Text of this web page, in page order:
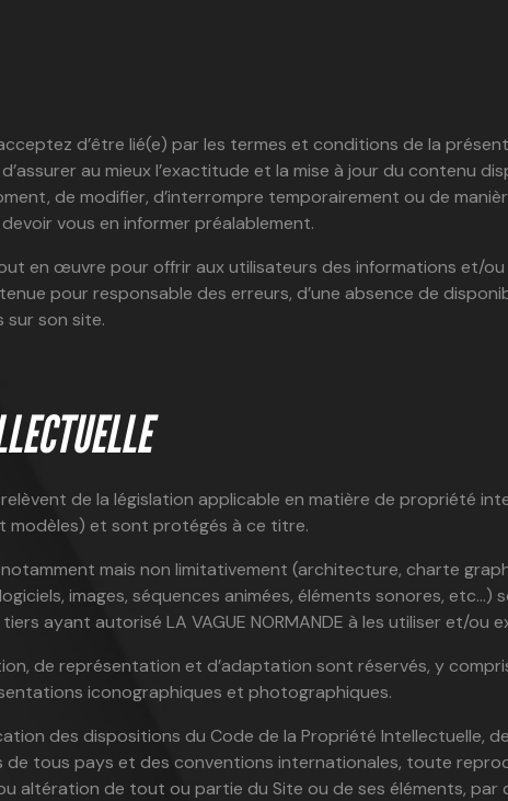
d’être lié(e) par les termes et conditions de la
d’assurer au mieux l’exactitude et la mise à jour du contenu
de modifier, d’interrompre temporairement ou de
vous en informer préalablement.
tout en œuvre pour offrir aux utilisateurs des informations et/
pour responsable des erreurs, d’une absence de
sur son site.
de la législation applicable en matière de propriété
modèles) et sont protégés à ce titre.
mais non limitativement (architecture, charte
images, séquences animées, éléments sonores, etc…)
tiers ayant autorisé LA VAGUE NORMANDE à les utiliser et/ou
de représentation et d’adaptation sont réservés, y
iconographiques et photographiques.
des dispositions du Code de la Propriété Intellectuelle,
de tous pays et des conventions internationales, toute
altération de tout ou partie du Site ou de ses éléments, par